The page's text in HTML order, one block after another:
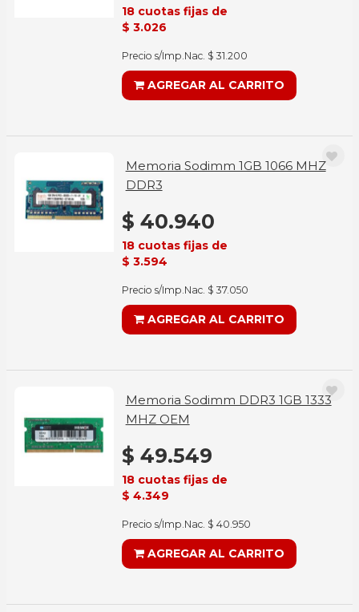
18 cuotas fijas de
$ 3.026
Precio s/Imp.Nac. $ 31.200
AGREGAR AL CARRITO
Memoria Sodimm 1GB 1066 MHZ
DDR3
$ 40.940
18 cuotas fijas de
$ 3.594
Precio s/Imp.Nac. $ 37.050
AGREGAR AL CARRITO
Memoria Sodimm DDR3 1GB 1333
MHZ OEM
$ 49.549
18 cuotas fijas de
$ 4.349
Precio s/Imp.Nac. $ 40.950
AGREGAR AL CARRITO